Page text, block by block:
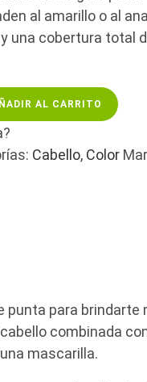
al amarillo o al
una cobertura total
AL CARRITO
Cabello, Color
para brindarte
combinada
mascarilla.